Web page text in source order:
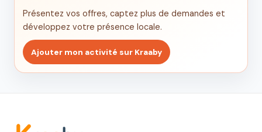
Présentez vos offres, captez plus de demandes et
développez votre présence locale.
Ajouter mon activité sur Kraaby